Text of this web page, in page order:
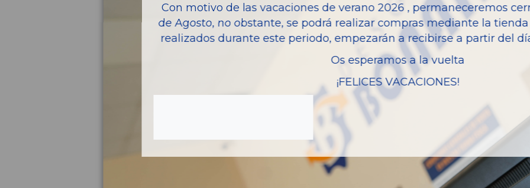
Potencia
Modelo
Garantia
Piezas almacenadas del
Con motivo de las vacaciones de verano 2026 , permaneceremos
de Agosto, no obstante, se podrá realizar compras mediante la
realizados durante este periodo, empezarán a recibirse a partir del
Os esperamos a la vuelta
¡FELICES VACACIONES!